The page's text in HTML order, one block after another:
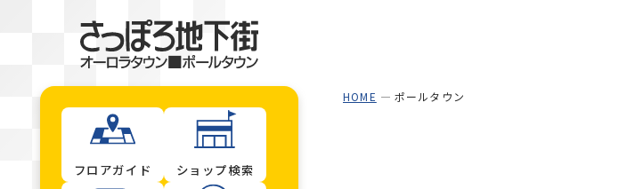
フロアガイド ショップ検索
HOME ポールタウン